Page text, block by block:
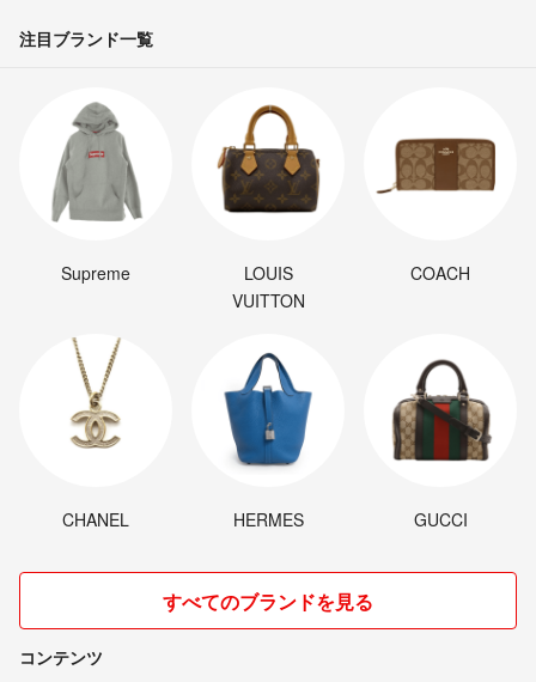
注目ブランド一覧
Supreme
LOUIS
VUITTON
COACH
CHANEL HERMES GUCCI
すべてのブランドを見る
コンテンツ